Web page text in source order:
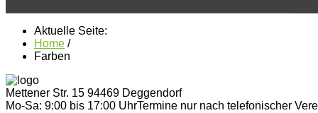
Aktuelle Seite:
Home /
Farben
Mettener Str. 15 94469 Deggendorf
Mo-Sa: 9:00 bis 17:00 UhrTermine nur nach telefonischer